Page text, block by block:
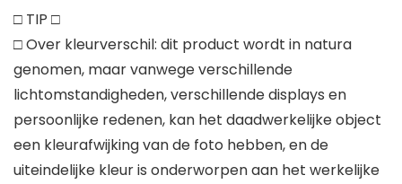
□ TIP □
□ Over kleurverschil: dit product wordt in natura
genomen, maar vanwege verschillende
lichtomstandigheden, verschillende displays en
persoonlijke redenen, kan het daadwerkelijke object
een kleurafwijking van de foto hebben, en de
uiteindelijke kleur is onderworpen aan het werkelijke